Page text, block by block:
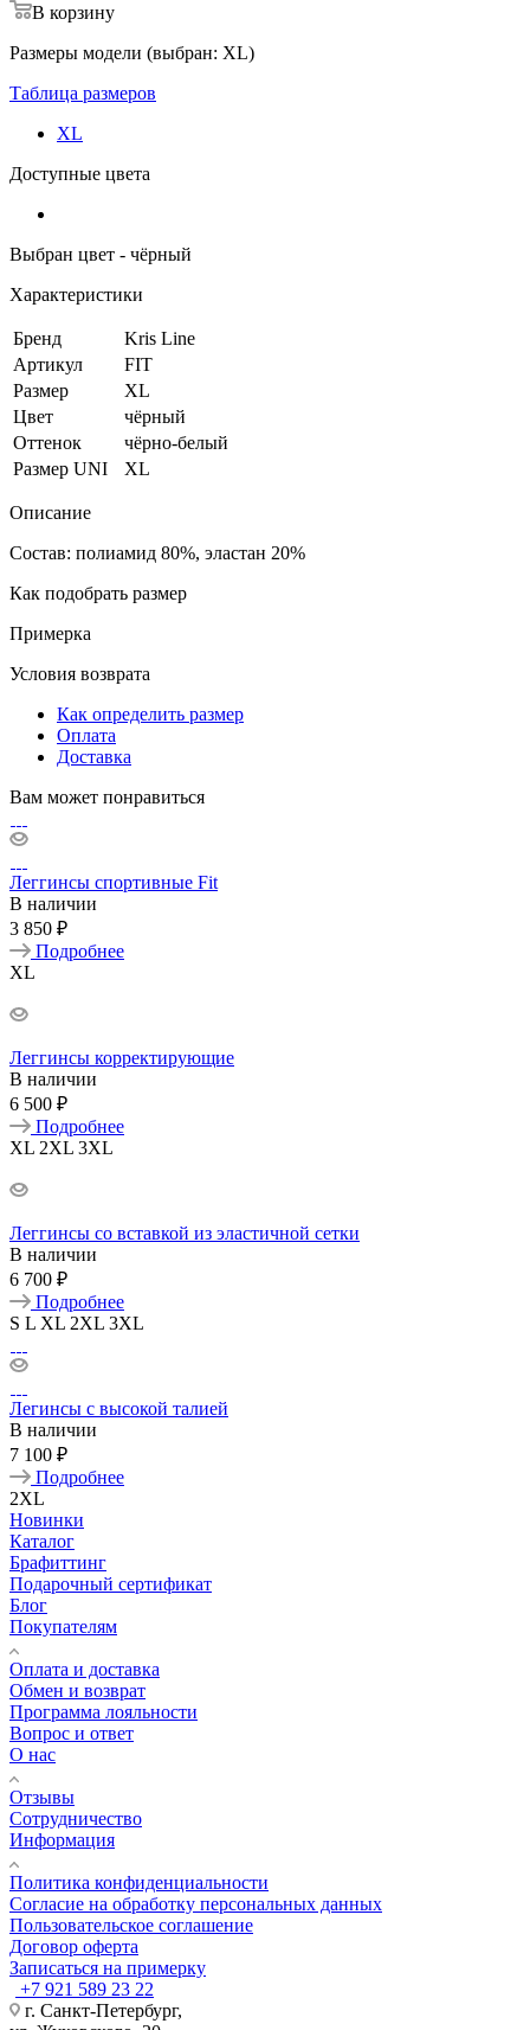
В корзину
Размеры модели (выбран: XL)
Таблица размеров
XL
Доступные цвета
Выбран цвет - чёрный
Характеристики
Бренд
Kris Line
Артикул
FIT
Размер
XL
Цвет
чёрный
Оттенок
чёрно-белый
Размер UNI
XL
Описание
Состав: полиамид 80%, эластан 20%
Как подобрать размер
Примерка
Условия возврата
Как определить размер
Оплата
Доставка
Вам может понравиться
Леггинсы спортивные Fit
В наличии
3 850 ₽
Подробнее
XL
Леггинсы корректирующие
В наличии
6 500 ₽
Подробнее
XL 2XL 3XL
Леггинсы со вставкой из эластичной сетки
В наличии
6 700 ₽
Подробнее
S L XL 2XL 3XL
Легинсы с высокой талией
В наличии
7 100 ₽
Подробнее
2XL
Новинки
Каталог
Брафиттинг
Подарочный сертификат
Блог
Покупателям
Оплата и доставка
Обмен и возврат
Программа лояльности
Вопрос и ответ
О нас
Отзывы
Сотрудничество
Информация
Политика конфиденциальности
Согласие на обработку персональных данных
Пользовательское соглашение
Договор оферта
Записаться на примерку
+7 921 589 23 22
г. Санкт-Петербург,